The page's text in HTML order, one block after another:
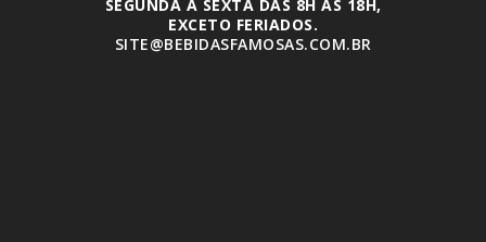
SEGUNDA À SEXTA DAS 8H ÀS 18H,
EXCETO FERIADOS.
SITE@BEBIDASFAMOSAS.COM.BR